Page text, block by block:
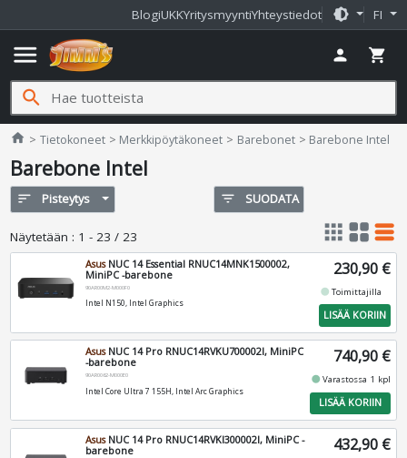
BlogiUKKYritysmyyntiYhteystiedot brightness_medium FI
menu person shopping_cart
search
home Jimms.fi
Tietokoneet Merkkipöytäkoneet Barebonet Barebone Intel
Barebone Intel
sort Pisteytys filter_list SUODATA
Näytetään : 1 - 23 / 23 apps grid_view table_rows
AsusNUC 14 Essential RNUC14MNK1500002,
MiniPC -barebone
90AR00M2-M000F0
Intel N150, Intel Graphics
230,90 €
fiber_manual_recordToimittajilla
LISÄÄ KORIIN
AsusNUC 14 Pro RNUC14RVKU700002I, MiniPC
-barebone
90AR0062-M000E0
Intel Core Ultra 7 155H, Intel Arc Graphics
740,90 €
fiber_manual_recordVarastossa 1 kpl
LISÄÄ KORIIN
AsusNUC 14 Pro RNUC14RVKI300002I, MiniPC -
barebone
432,90 €